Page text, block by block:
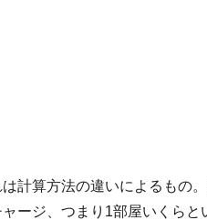
は計算方法の違いによるもの
ャージ、つまり1部屋いくら